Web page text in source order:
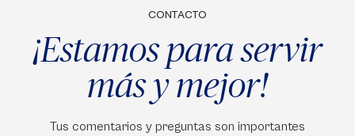
CONTACTO
¡Estamos para servir
más y mejor!
Tus comentarios y preguntas son importantes